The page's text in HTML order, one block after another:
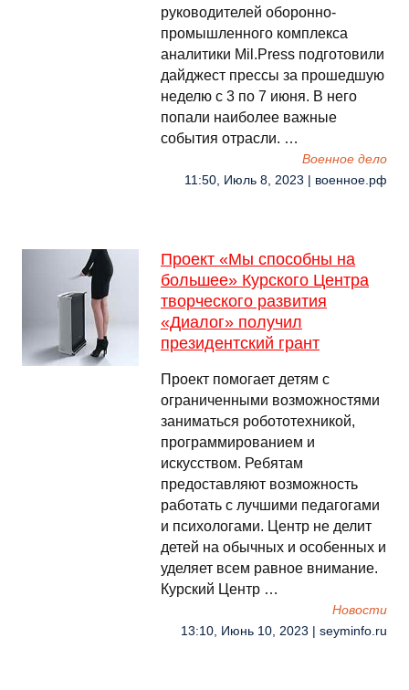
руководителей оборонно-
промышленного комплекса
аналитики Mil.Press подготовили
дайджест прессы за прошедшую
неделю с 3 по 7 июня. В него
попали наиболее важные
события отрасли. …
Военное дело
11:50, Июль 8, 2023 | военное.рф
Проект «Мы способны на
большее» Курского Центра
творческого развития
«Диалог» получил
президентский грант
Проект помогает детям с
ограниченными возможностями
заниматься робототехникой,
программированием и
искусством. Ребятам
предоставляют возможность
работать с лучшими педагогами
и психологами. Центр не делит
детей на обычных и особенных и
уделяет всем равное внимание.
Курский Центр …
Новости
13:10, Июнь 10, 2023 | seyminfo.ru